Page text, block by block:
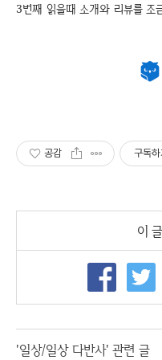
3번째 읽을때 소개와 리뷰를 조
공감 구독하
이
'일상/일상 다반사' 관련 글